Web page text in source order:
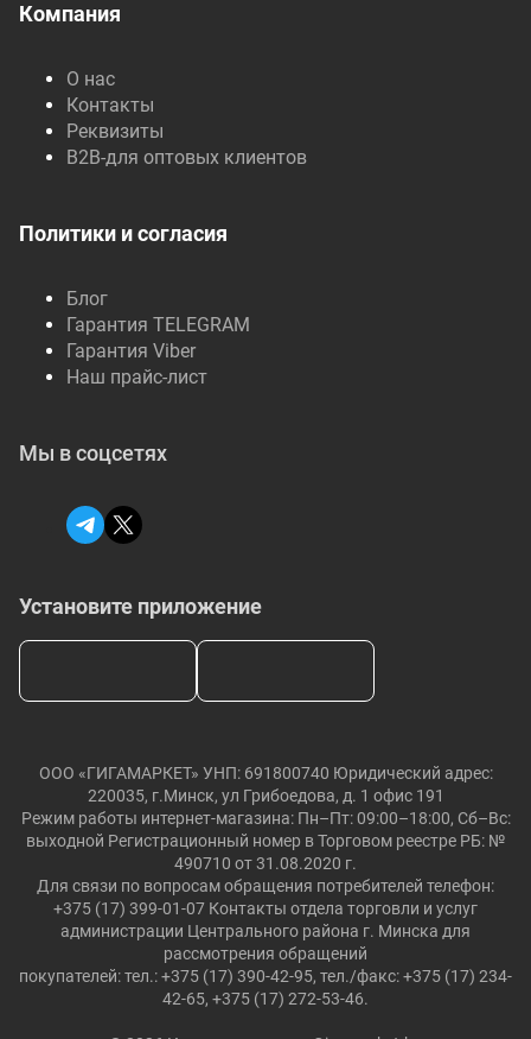
Компания
О нас
Контакты
Реквизиты
B2B-для оптовых клиентов
Политики и согласия
Блог
Гарантия TELEGRAM
Гарантия Viber
Наш прайс-лист
Установите приложение
Мы в соцсетях
ООО «ГИГАМАРКЕТ» УНП: 691800740 Юридический адрес:
220035, г.Минск, ул Грибоедова, д. 1 офис 191
Режим работы интернет-магазина: Пн–Пт: 09:00–18:00, Сб–Вс:
выходной Регистрационный номер в Торговом реестре РБ: №
490710 от 31.08.2020 г.
Для связи по вопросам обращения потребителей телефон:
+375 (17) 399-01-07 Контакты отдела торговли и услуг
администрации Центрального района г. Минска для
рассмотрения обращений
покупателей: тел.: +375 (17) 390-42-95, тел./факс: +375 (17) 234-
42-65, +375 (17) 272-53-46.